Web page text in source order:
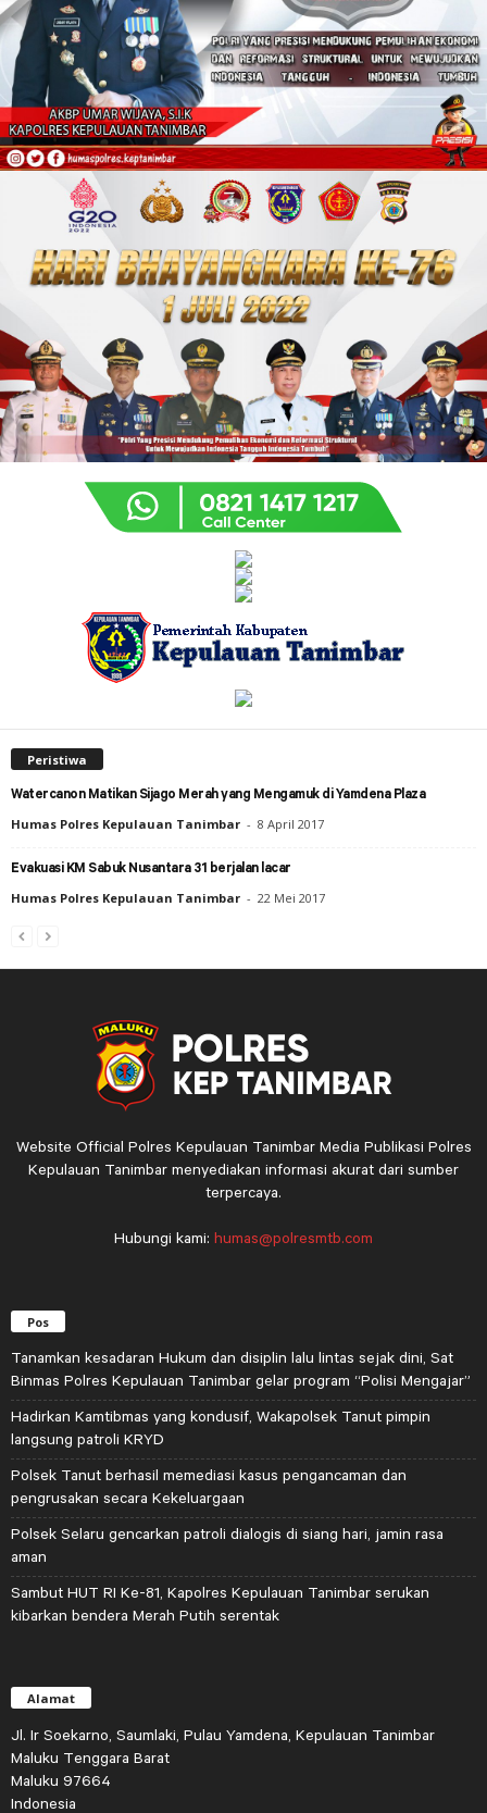
Peristiwa
Watercanon Matikan Sijago Merah yang Mengamuk di Yamdena Plaza
Humas Polres Kepulauan Tanimbar - 8 April 2017
Evakuasi KM Sabuk Nusantara 31 berjalan lacar
Humas Polres Kepulauan Tanimbar - 22 Mei 2017
Website Official Polres Kepulauan Tanimbar Media Publikasi Polres
Kepulauan Tanimbar menyediakan informasi akurat dari sumber
terpercaya.
Hubungi kami: humas@polresmtb.com
Pos
Tanamkan kesadaran Hukum dan disiplin lalu lintas sejak dini, Sat
Binmas Polres Kepulauan Tanimbar gelar program “Polisi Mengajar”
Hadirkan Kamtibmas yang kondusif, Wakapolsek Tanut pimpin
langsung patroli KRYD
Polsek Tanut berhasil memediasi kasus pengancaman dan
pengrusakan secara Kekeluargaan
Polsek Selaru gencarkan patroli dialogis di siang hari, jamin rasa
aman
Sambut HUT RI Ke-81, Kapolres Kepulauan Tanimbar serukan
kibarkan bendera Merah Putih serentak
Alamat
Jl. Ir Soekarno, Saumlaki, Pulau Yamdena, Kepulauan Tanimbar
Maluku Tenggara Barat
Maluku 97664
Indonesia